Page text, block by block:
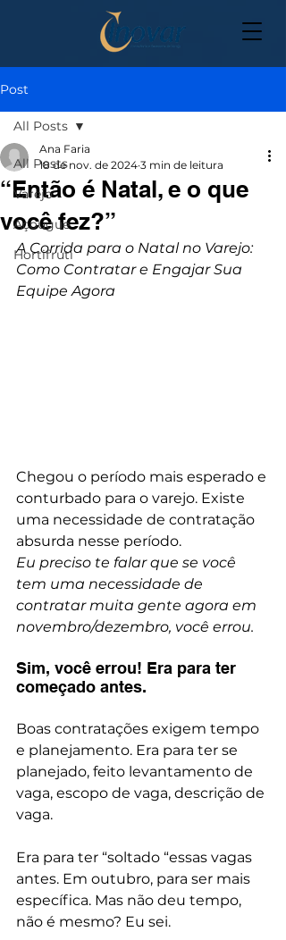
Post
All Posts
Varejo
Açougue
Hortifruti
All Posts
“Então é Natal, e o que
você fez?”
Ana Faria
18 de nov. de 2024 3 min de leitura
A Corrida para o Natal no Varejo:
Como Contratar e Engajar Sua
Equipe Agora
Chegou o período mais esperado e
conturbado para o varejo. Existe
uma necessidade de contratação
absurda nesse período.
Eu preciso te falar que se você
tem uma necessidade de
contratar muita gente agora em
novembro/dezembro, você errou.
Sim, você errou! Era para ter
começado antes.
Boas contratações exigem tempo
e planejamento. Era para ter se
planejado, feito levantamento de
vaga, escopo de vaga, descrição de
vaga.
Era para ter “soltado “essas vagas
antes. Em outubro, para ser mais
específica. Mas não deu tempo,
não é mesmo? Eu sei.